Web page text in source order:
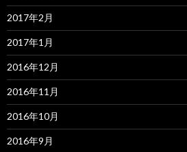
2017年2月
2017年1月
2016年12月
2016年11月
2016年10月
2016年9月